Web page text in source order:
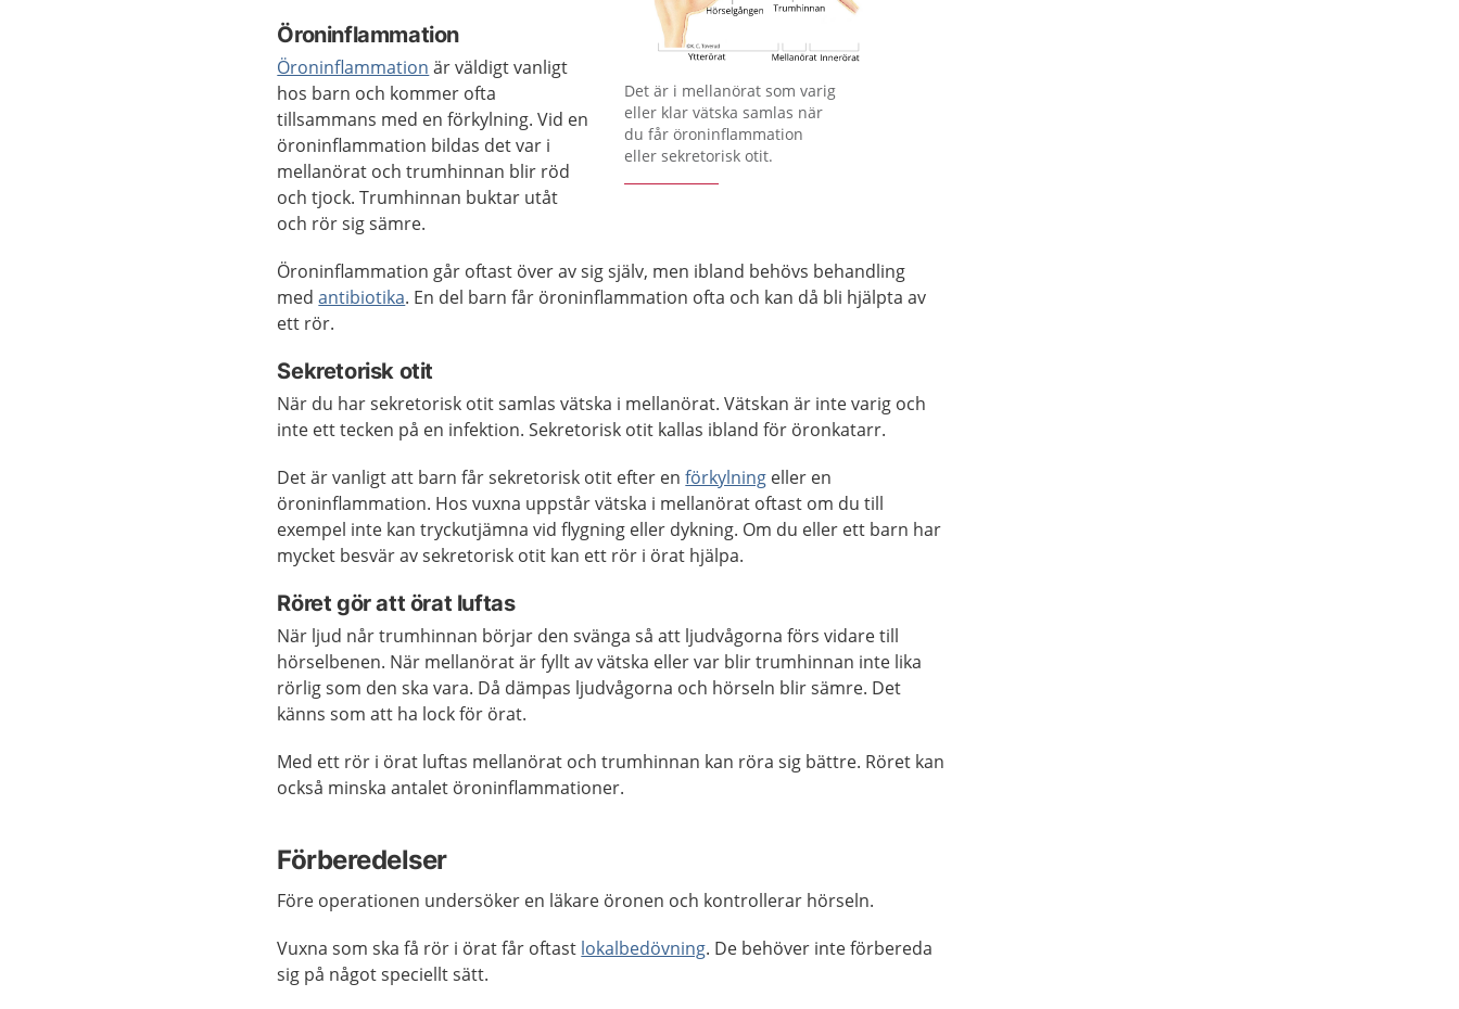
Förstora bilden
Det är i mellanörat som varig
eller klar vätska samlas när
du får öroninflammation
eller sekretorisk otit.
Öroninflammation
Öroninflammation är väldigt vanligt
hos barn och kommer ofta
tillsammans med en förkylning. Vid en
öroninflammation bildas det var i
mellanörat och trumhinnan blir röd
och tjock. Trumhinnan buktar utåt
och rör sig sämre.
Öroninflammation går oftast över av sig själv, men ibland behövs behandling
medantibiotika. En del barn får öroninflammation ofta och kan då bli hjälpta av
ett rör.
Sekretorisk otit
När du har sekretorisk otit samlas vätska i mellanörat. Vätskan är inte varig och
inte ett tecken på en infektion. Sekretorisk otit kallas ibland för öronkatarr.
Det är vanligt att barn får sekretorisk otit efter enförkylning eller en
öroninflammation. Hos vuxna uppstår vätska i mellanörat oftast om du till
exempel inte kan tryckutjämna vid flygning eller dykning. Om du eller ett barn har
mycket besvär av sekretorisk otit kan ett rör i örat hjälpa.
Röret gör att örat luftas
När ljud når trumhinnan börjar den svänga så att ljudvågorna förs vidare till
hörselbenen. När mellanörat är fyllt av vätska eller var blir trumhinnan inte lika
rörlig som den ska vara. Då dämpas ljudvågorna och hörseln blir sämre. Det
känns som att ha lock för örat.
Med ett rör i örat luftas mellanörat och trumhinnan kan röra sig bättre. Röret kan
också minska antalet öroninflammationer.
Förberedelser
Före operationen undersöker en läkare öronen och kontrollerar hörseln.
Vuxna som ska få rör i örat får oftast lokalbedövning. De behöver inte förbereda
sig på något speciellt sätt.